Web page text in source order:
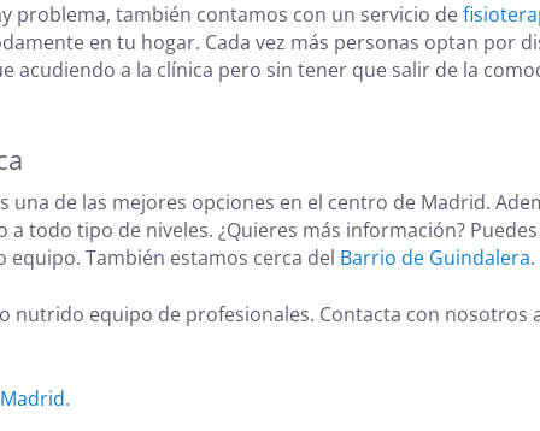
problema, también contamos con un servicio de
en tu hogar. Cada vez más personas optan por
acudiendo a la clínica pero sin tener que salir de la
una de las mejores opciones en el centro de Madrid.
a todo tipo de niveles. ¿Quieres más información?
También estamos cerca del Barrio de Guindalera.
nutrido equipo de profesionales. Contacta con